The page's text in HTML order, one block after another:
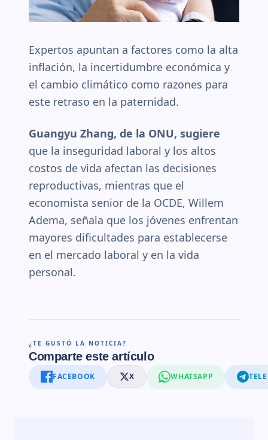
Expertos apuntan a factores como la alta
inflación, la incertidumbre económica y
el cambio climático como razones para
este retraso en la paternidad.
Guangyu Zhang, de la ONU, sugiere
que la inseguridad laboral y los altos
costos de vida afectan las decisiones
reproductivas, mientras que el
economista senior de la OCDE, Willem
Adema, señala que los jóvenes enfrentan
mayores dificultades para establecerse
en el mercado laboral y en la vida
personal.
¿TE GUSTÓ LA NOTICIA?
Comparte este artículo
FACEBOOK X WHATSAPP